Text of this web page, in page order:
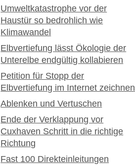
Umweltkatastrophe vor der
Haustür so bedrohlich wie
Klimawandel
Elbvertiefung lässt Ökologie der
Unterelbe endgültig kollabieren
Petition für Stopp der
Elbvertiefung im Internet zeichnen
Ablenken und Vertuschen
Ende der Verklappung vor
Cuxhaven Schritt in die richtige
Richtung
Fast 100 Direkteinleitungen